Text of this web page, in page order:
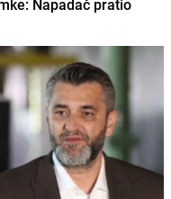
Napadač pratio